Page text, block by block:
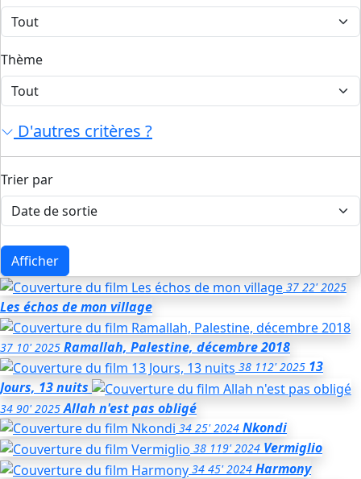
Thème
D'autres critères ?
Trier par
Afficher
37 22' 2025
Les échos de mon village
37 10' 2025 Ramallah, Palestine, décembre 2018
38 112' 2025 13
Jours, 13 nuits
34 90' 2025 Allah n'est pas obligé
34 25' 2024 Nkondi
38 119' 2024 Vermiglio
34 45' 2024 Harmony